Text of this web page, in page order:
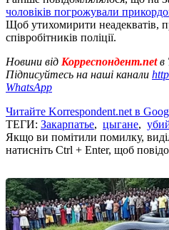
чоловіків погрожували
Щоб утихомирити неадекватів,
співробітників поліції.
Новини від Корреспондент.netв
Підписуйтесь на наші канали
WhatsApp
Читайте Korrespondent.net в
ТЕГИ: Закарпатье, цыгане,
Якщо ви помітили помилку,
натисніть Ctrl + Enter, щоб